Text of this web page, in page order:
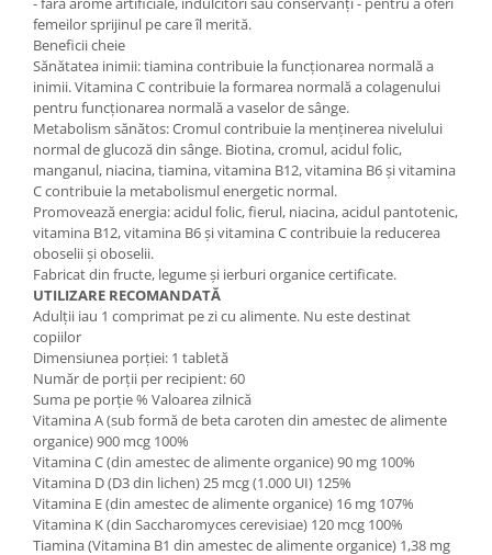
femeilor sprijinul pe care îl merită.
Beneficii cheie
Sănătatea inimii: tiamina contribuie la funcționarea normală a
inimii. Vitamina C contribuie la formarea normală a colagenului
pentru funcționarea normală a vaselor de sânge.
Metabolism sănătos: Cromul contribuie la menținerea nivelului
normal de glucoză din sânge. Biotina, cromul, acidul folic,
manganul, niacina, tiamina, vitamina B12, vitamina B6 și vitamina
C contribuie la metabolismul energetic normal.
Promovează energia: acidul folic, fierul, niacina, acidul pantotenic,
vitamina B12, vitamina B6 și vitamina C contribuie la reducerea
oboselii și oboselii.
Fabricat din fructe, legume și ierburi organice certificate.
UTILIZARE RECOMANDATĂ
Adulții iau 1 comprimat pe zi cu alimente. Nu este destinat
copiilor
Dimensiunea porției: 1 tabletă
Număr de porții per recipient: 60
Suma pe porție % Valoarea zilnică
Vitamina A (sub formă de beta caroten din amestec de alimente
organice) 900 mcg 100%
Vitamina C (din amestec de alimente organice) 90 mg 100%
Vitamina D (D3 din lichen) 25 mcg (1.000 UI) 125%
Vitamina E (din amestec de alimente organice) 16 mg 107%
Vitamina K (din Saccharomyces cerevisiae) 120 mcg 100%
Tiamina (Vitamina B1 din amestec de alimente organice) 1,38 mg